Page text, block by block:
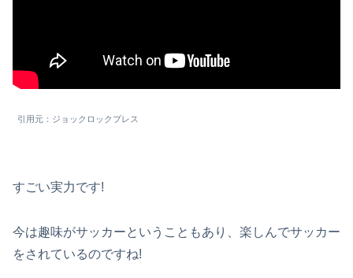
引用元：ジョックロックプレス
すごい実力です!
今は趣味がサッカーということもあり、楽しんでサッカー
をされているのですね!